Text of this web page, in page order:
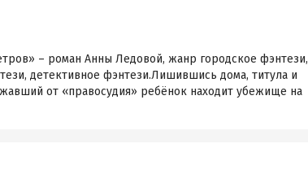
– роман Анны Ледовой, жанр городское фэнтези,
детективное фэнтези.Лишившись дома, титула и
от «правосудия» ребёнок находит убежище на